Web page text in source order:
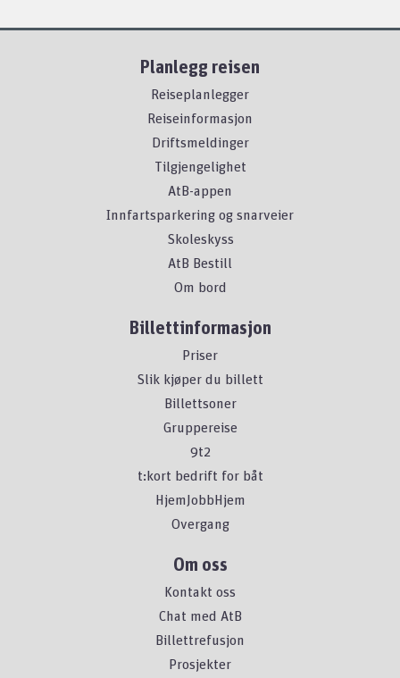
Planlegg reisen
Reiseplanlegger
Reiseinformasjon
Driftsmeldinger
Tilgjengelighet
AtB-appen
Innfartsparkering og snarveier
Skoleskyss
AtB Bestill
Om bord
Billettinformasjon
Priser
Slik kjøper du billett
Billettsoner
Gruppereise
9t2
t:kort bedrift for båt
HjemJobbHjem
Overgang
Om oss
Kontakt oss
Chat med AtB
Billettrefusjon
Prosjekter